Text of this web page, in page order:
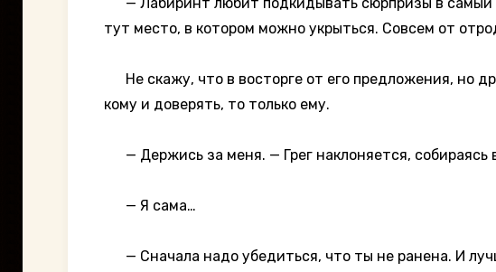
тут место, в котором можно укрыться. Совсем от
Не скажу, что в восторге от его предложения, но
кому и доверять, то только ему.
— Держись за меня. — Грег наклоняется, собираясь
— Я сама…
— Сначала надо убедиться, что ты не ранена. И